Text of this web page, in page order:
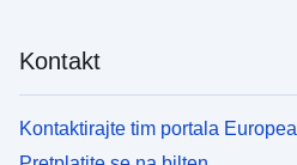
01
- 31
Kontakt
Kontaktirajte tim portala